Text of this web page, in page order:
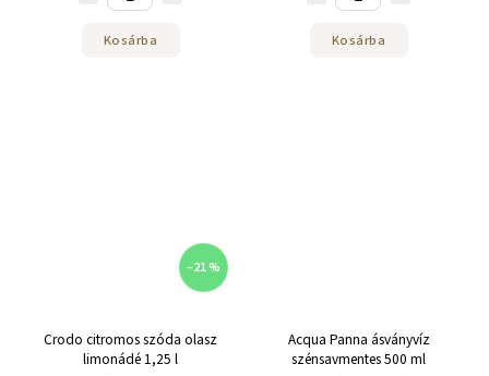
Kosárba Kosárba
–21 %
Crodo citromos szóda olasz
limonádé 1,25 l
Acqua Panna ásványvíz
szénsavmentes 500 ml